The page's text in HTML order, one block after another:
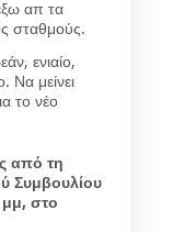
απ τα
σταθμούς.
ενιαίο,
Να μείνει
το νέο
από τη
Συμβουλίου
στο